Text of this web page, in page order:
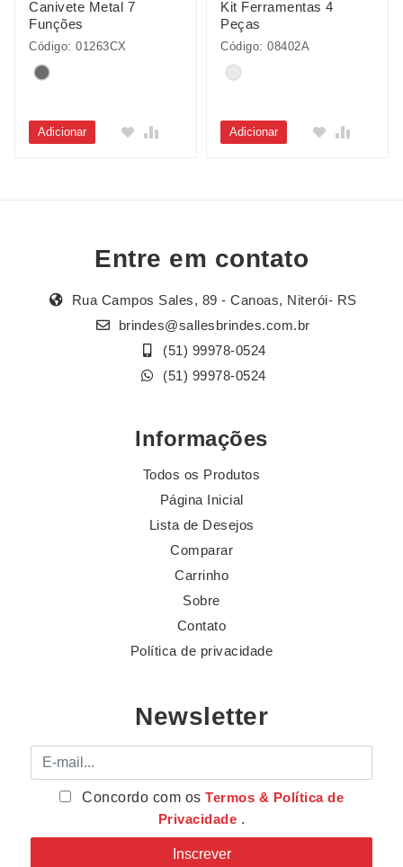
Canivete Metal 7
Funções
Código: 01263CX
Adicionar
Kit Ferramentas 4
Peças
Código: 08402A
Adicionar
Entre em contato
Rua Campos Sales, 89 - Canoas, Niterói- RS
brindes@sallesbrindes.com.br
(51) 99978-0524
(51) 99978-0524
Informações
Todos os Produtos
Página Inicial
Lista de Desejos
Comparar
Carrinho
Sobre
Contato
Política de privacidade
Newsletter
E-mail
Concordo com osTermos & Política de
Privacidade .